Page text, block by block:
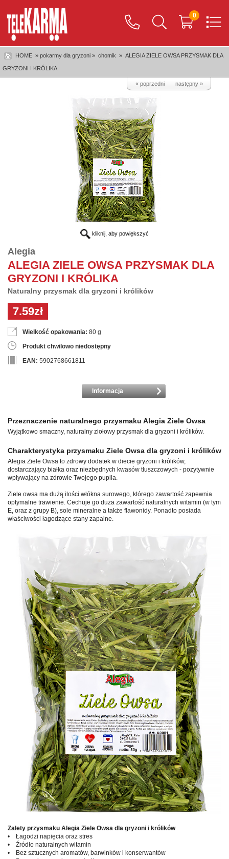
0
HOME » pokarmy dla gryzoni » chomik » ALEGIA ZIELE OWSA PRZYSMAK DLA
GRYZONI I KRÓLIKA
« poprzedni następny »
kliknij, aby powiększyć
Alegia
ALEGIA ZIELE OWSA PRZYSMAK DLA
GRYZONI I KRÓLIKA
Naturalny przysmak dla gryzoni i królików
7.59zł
Wielkość opakowania: 80 g
Produkt chwilowo niedostępny
EAN: 5902768661811
Informacja
Przeznaczenie naturalnego przysmaku Alegia Ziele Owsa
Wyjątkowo smaczny, naturalny ziołowy przysmak dla gryzoni i królików.
Charakterystyka przysmaku Ziele Owsa dla gryzoni i królików
Alegia Ziele Owsa to zdrowy dodatek w diecie gryzoni i królików,
dostarczający białka oraz niezbędnych kwasów tłuszczowych - pozytywnie
wpływający na zdrowie Twojego pupila.
Ziele owsa ma dużą ilości włókna surowego, którego zawartość zapewnia
optymalne trawienie. Cechuje go duża zawartość naturalnych witamin (w tym
E, oraz z grupy B), sole mineralne a także flawonidy. Ponadto posiada
właściwości łagodzące stany zapalne.
Zalety przysmaku Alegia Ziele Owsa dla gryzoni i królików
• Łagodzi napięcia oraz stres
• Źródło naturalnych witamin
• Bez sztucznych aromatów, barwinków i konserwantów